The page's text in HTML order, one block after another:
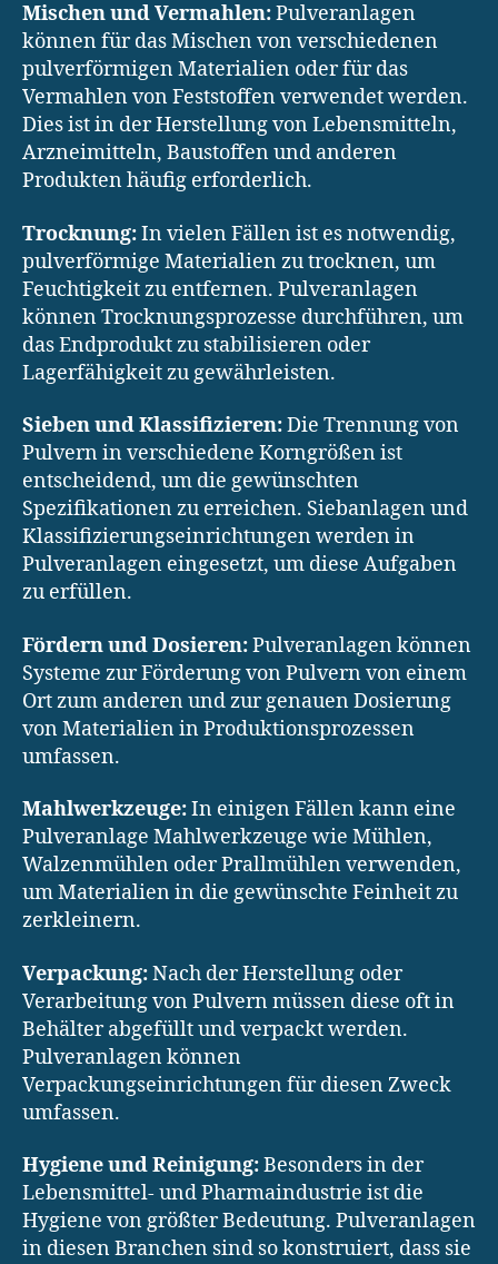
Mischen und Vermahlen:Pulveranlagen
können für das Mischen von verschiedenen
pulverförmigen Materialien oder für das
Vermahlen von Feststoffen verwendet werden.
Dies ist in der Herstellung von Lebensmitteln,
Arzneimitteln, Baustoffen und anderen
Produkten häufig erforderlich.
Trocknung:In vielen Fällen ist es notwendig,
pulverförmige Materialien zu trocknen, um
Feuchtigkeit zu entfernen. Pulveranlagen
können Trocknungsprozesse durchführen, um
das Endprodukt zu stabilisieren oder
Lagerfähigkeit zu gewährleisten.
Sieben und Klassifizieren:Die Trennung von
Pulvern in verschiedene Korngrößen ist
entscheidend, um die gewünschten
Spezifikationen zu erreichen. Siebanlagen und
Klassifizierungseinrichtungen werden in
Pulveranlagen eingesetzt, um diese Aufgaben
zu erfüllen.
Fördern und Dosieren:Pulveranlagen können
Systeme zur Förderung von Pulvern von einem
Ort zum anderen und zur genauen Dosierung
von Materialien in Produktionsprozessen
umfassen.
Mahlwerkzeuge:In einigen Fällen kann eine
Pulveranlage Mahlwerkzeuge wie Mühlen,
Walzenmühlen oder Prallmühlen verwenden,
um Materialien in die gewünschte Feinheit zu
zerkleinern.
Verpackung:Nach der Herstellung oder
Verarbeitung von Pulvern müssen diese oft in
Behälter abgefüllt und verpackt werden.
Pulveranlagen können
Verpackungseinrichtungen für diesen Zweck
umfassen.
Hygiene und Reinigung:Besonders in der
Lebensmittel- und Pharmaindustrie ist die
Hygiene von größter Bedeutung. Pulveranlagen
in diesen Branchen sind so konstruiert, dass sie